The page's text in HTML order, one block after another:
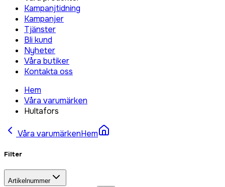
Kampanjtidning
Kampanjer
Tjänster
Bli kund
Nyheter
Våra butiker
Kontakta oss
Hem
Våra varumärken
Hultafors
Våra varumärkenHem
Filter
Artikelnummer